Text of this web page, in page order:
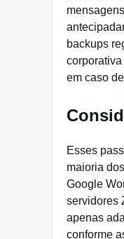
backups
em caso
Esses
maioria
Google
servidores
apenas
conforme